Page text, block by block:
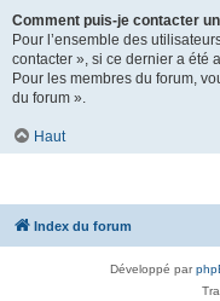
Comment puis-je contacter
Pour l’ensemble des
contacter », si ce dernier a été
Pour les membres du forum,
du forum ».
Haut
Index du forum
Développé par